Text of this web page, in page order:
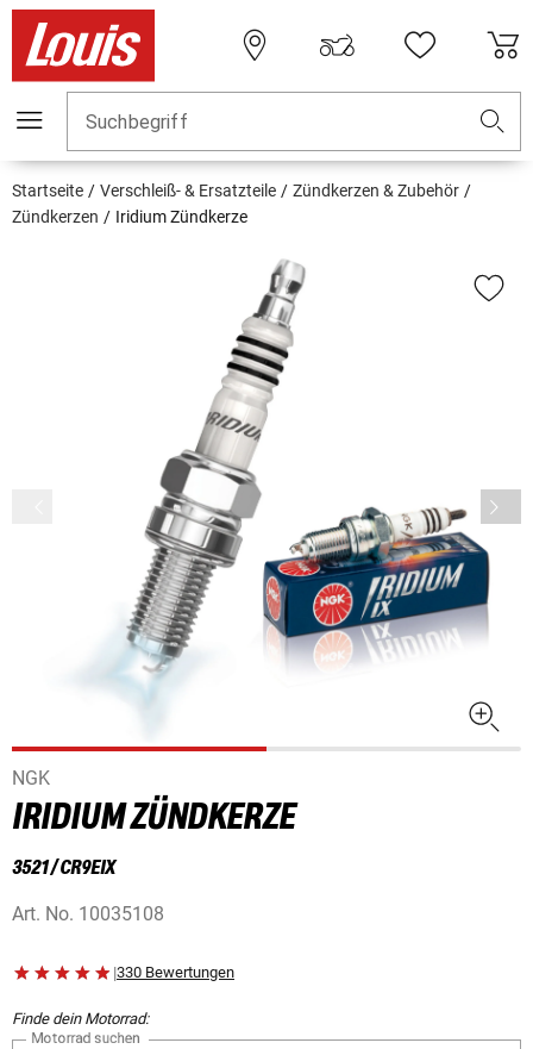
Suchbegriff
Startseite Verschleiß- & Ersatzteile
Zündkerzen & Zubehör
Zündkerzen
Iridium Zündkerze
NGK
IRIDIUM ZÜNDKERZE
3521 / CR9EIX
Art. No. 10035108
|330 Bewertungen
Finde dein Motorrad:
Motorrad suchen